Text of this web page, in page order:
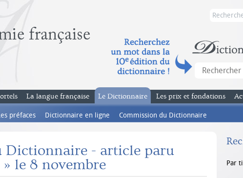
La langue française Le Dictionnaire
préfaces Dictionnaire en ligne Commission du Dictionnaire
Les prix et fondations
Dictionnaire - article paru
le 8 novembre
Par